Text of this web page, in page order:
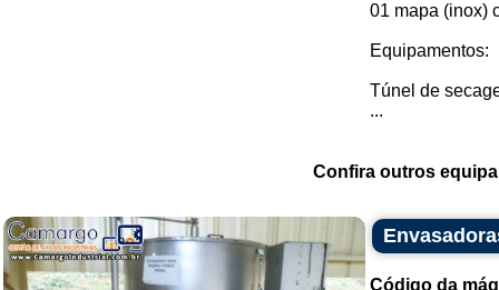
01 mapa (inox)
Equipamentos:
Túnel de
...
Confira outros
Código da